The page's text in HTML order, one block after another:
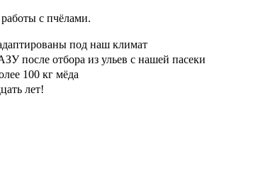
с пчёлами.
под наш климат
отбора из ульев с нашей пасеки
100 кг мёда
лет!